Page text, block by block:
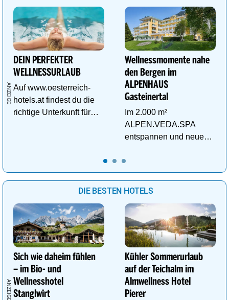
DEIN PERFEKTER
WELLNESSURLAUB
Auf www.oesterreich-
hotels.at findest du die
richtige Unterkunft für
Wellnessmomente nahe
den Bergen im
ALPENHAUS
Gasteinertal
Im 2.000 m²
ALPEN.VEDA.SPA
entspannen und neue
Gesundheit tanken.
DIE BESTEN HOTELS
Sich wie daheim fühlen
– im Bio- und
Wellnesshotel
Stanglwirt
Kühler Sommerurlaub
auf der Teichalm im
Almwellness Hotel
Pierer